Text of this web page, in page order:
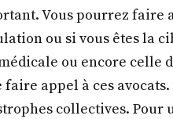
Vous pourrez faire
ou si vous êtes la
ou encore celle
appel à ces
collectives. Pour